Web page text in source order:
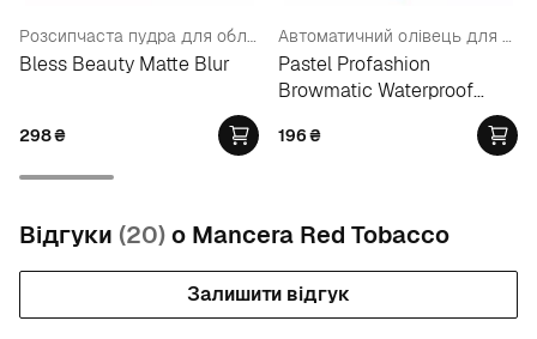
Розсипчаста пудра для обличчя
Bless Beauty Matte Blur
298₴
Автоматичний олівець для брів
Pastel Profashion
Browmatic Waterproof
196₴
Відгуки (20)о Mancera Red Tobacco
Залишити відгук